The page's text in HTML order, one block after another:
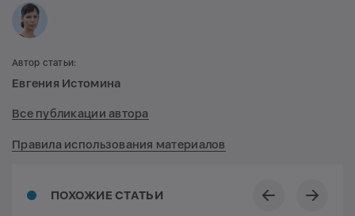
ПОХОЖИЕ СТАТЬИ
Автор статьи:
Евгения Истомина
Все публикации автора
Правила использования материалов